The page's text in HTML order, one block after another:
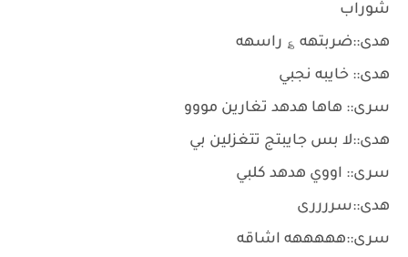
شوراب
هدى::ضربتهه ؏ راسهه
هدى:: خايبه نجبي
سرى:: هاها هدهد تغارين مووو
هدى::لا بس جايبتج تتغزلين بي
سرى:: اووي هدهد كلبي
هدى::سررررى
سرى::هههههه اشاقه